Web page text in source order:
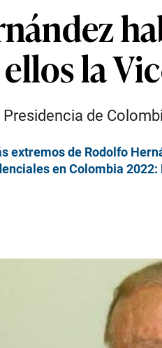
la
de
extremos de Rodolfo
en Colombia